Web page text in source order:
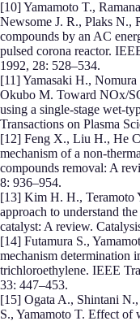
[10] Yamamoto T.,
Newsome J. R., Plaks N.,
compounds by an AC
pulsed corona reactor.
1992, 28: 528–534.
[11] Yamasaki H.,
Okubo M. Toward NOx/
using a single-stage wet-
Transactions on Plasma
[12] Feng X., Liu H., He
mechanism of a non-
compounds removal: A
8: 936–954.
[13] Kim H. H., Teramoto
approach to understand
catalyst: A review.
[14] Futamura S.,
mechanism determination
trichloroethylene. IEEE
33: 447–453.
[15] Ogata A., Shintani
S., Yamamoto T. Effect of